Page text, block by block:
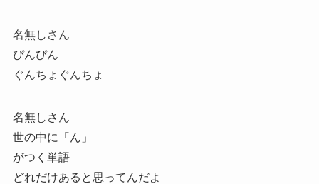
名無しさん
ぴんぴん
ぐんちょぐんちょ
名無しさん
世の中に「ん」
がつく単語
どれだけあると思ってんだよ